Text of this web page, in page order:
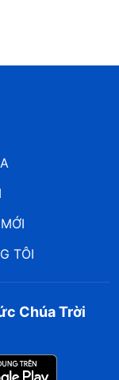
TÔI
Chúa Trời